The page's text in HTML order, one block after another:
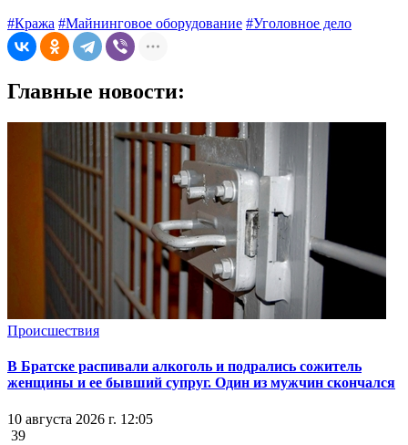
#Кража #Майнинговое оборудование #Уголовное дело
Главные новости:
Происшествия
В Братске распивали алкоголь и подрались сожитель
женщины и ее бывший супруг. Один из мужчин скончался
10 августа 2026 г. 12:05
39